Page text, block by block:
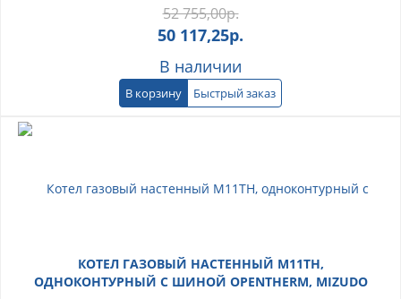
52 755,00р.
50 117,25р.
В наличии
В корзину Быстрый заказ
КОТЕЛ ГАЗОВЫЙ НАСТЕННЫЙ M11TH,
ОДНОКОНТУРНЫЙ С ШИНОЙ OPENTHERM, MIZUDO